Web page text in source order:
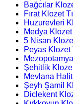
Bağcılar
Fırat Klozet
Huzurevleri
Medya Klozet
5 Nisan
Peyas Klozet
Mezopotamya
Şehitlik Klozet
Mevlana Halit
Şeyh Şamil
Diclekent